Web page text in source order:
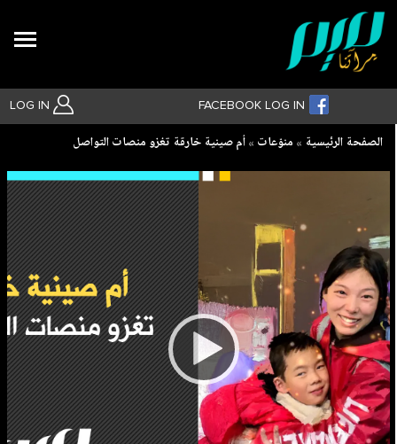
LOG IN FACEBOOK LOG IN
بحث متقدم
Breadcrumb
الصفحة الرئيسية منوّعات أم صينية خارقة تغزو منصات التواصل